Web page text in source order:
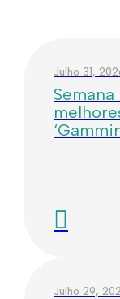
Julho 31,
Julho 29,